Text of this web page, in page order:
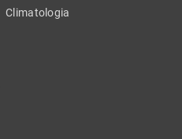
Climatologia